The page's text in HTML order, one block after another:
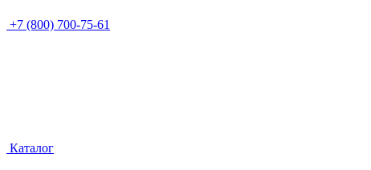
+7 (800) 700-75-61
Каталог